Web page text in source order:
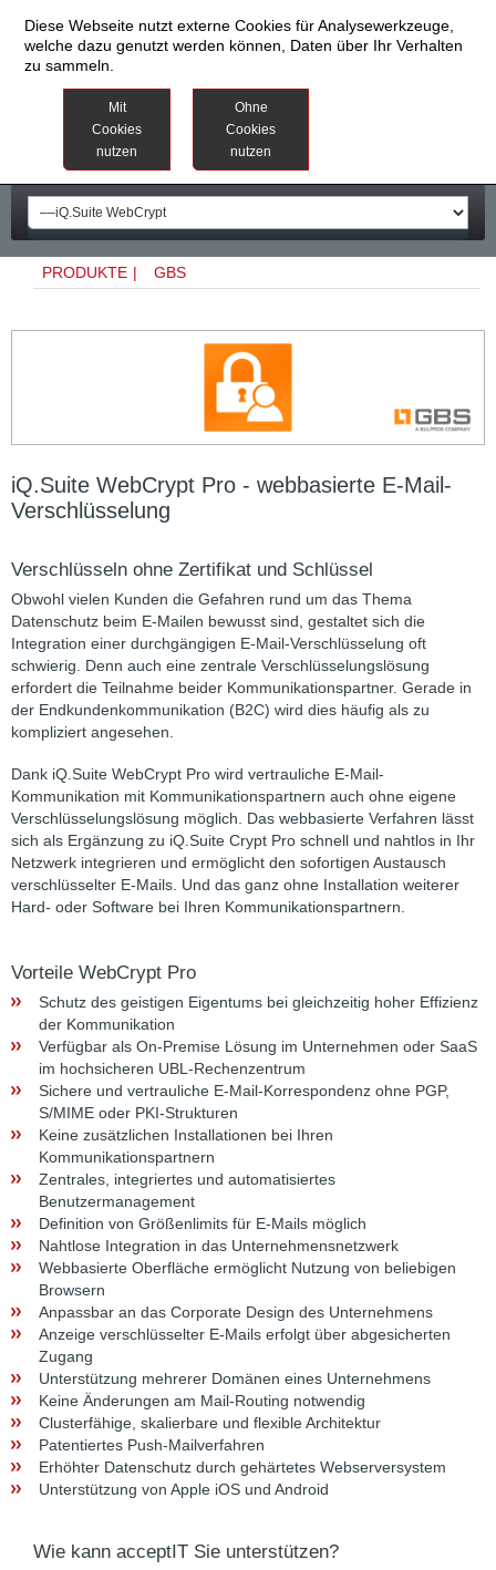
PRODUKTE | GBS
iQ.Suite WebCrypt Pro - webbasierte E-Mail-
Verschlüsselung
Verschlüsseln ohne Zertifikat und Schlüssel
Obwohl vielen Kunden die Gefahren rund um das Thema
Datenschutz beim E-Mailen bewusst sind, gestaltet sich die
Integration einer durchgängigen E-Mail-Verschlüsselung oft
schwierig. Denn auch eine zentrale Verschlüsselungslösung
erfordert die Teilnahme beider Kommunikationspartner. Gerade in
der Endkundenkommunikation (B2C) wird dies häufig als zu
kompliziert angesehen.
Dank iQ.Suite WebCrypt Pro wird vertrauliche E-Mail-
Kommunikation mit Kommunikationspartnern auch ohne eigene
Verschlüsselungslösung möglich. Das webbasierte Verfahren lässt
sich als Ergänzung zu iQ.Suite Crypt Pro schnell und nahtlos in Ihr
Netzwerk integrieren und ermöglicht den sofortigen Austausch
verschlüsselter E-Mails. Und das ganz ohne Installation weiterer
Hard- oder Software bei Ihren Kommunikationspartnern.
Vorteile WebCrypt Pro
Schutz des geistigen Eigentums bei gleichzeitig hoher Effizienz
der Kommunikation
Verfügbar als On-Premise Lösung im Unternehmen oder SaaS
im hochsicheren UBL-Rechenzentrum
Sichere und vertrauliche E-Mail-Korrespondenz ohne PGP,
S/MIME oder PKI-Strukturen
Keine zusätzlichen Installationen bei Ihren
Kommunikationspartnern
Zentrales, integriertes und automatisiertes
Benutzermanagement
Definition von Größenlimits für E-Mails möglich
Nahtlose Integration in das Unternehmensnetzwerk
Webbasierte Oberfläche ermöglicht Nutzung von beliebigen
Browsern
Anpassbar an das Corporate Design des Unternehmens
Anzeige verschlüsselter E-Mails erfolgt über abgesicherten
Zugang
Unterstützung mehrerer Domänen eines Unternehmens
Keine Änderungen am Mail-Routing notwendig
Clusterfähige, skalierbare und flexible Architektur
Patentiertes Push-Mailverfahren
Erhöhter Datenschutz durch gehärtetes Webserversystem
Unterstützung von Apple iOS und Android
Wie kann acceptIT Sie unterstützen?
Diese Webseite nutzt externe Cookies für Analysewerkzeuge,
welche dazu genutzt werden können, Daten über Ihr Verhalten
zu sammeln.
Mit
Cookies
nutzen
Ohne
Cookies
nutzen